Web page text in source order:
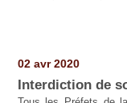
02 avr 2020
Interdiction de